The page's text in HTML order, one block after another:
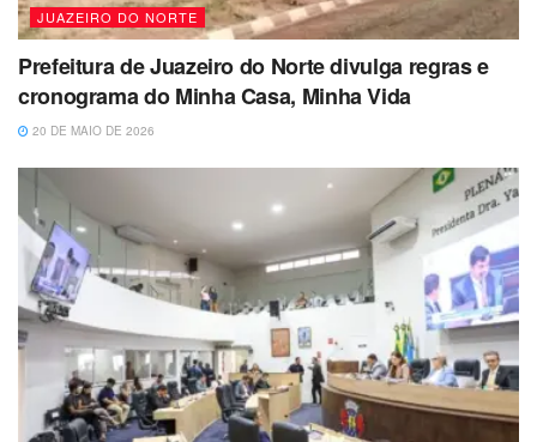
JUAZEIRO DO NORTE
Prefeitura de Juazeiro do Norte divulga regras e
cronograma do Minha Casa, Minha Vida
20 DE MAIO DE 2026